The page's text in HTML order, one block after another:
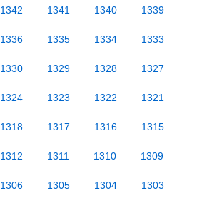
1342 1341 1340 1339
1336 1335 1334 1333
1330 1329 1328 1327
1324 1323 1322 1321
1318 1317 1316 1315
1312 1311 1310 1309
1306 1305 1304 1303